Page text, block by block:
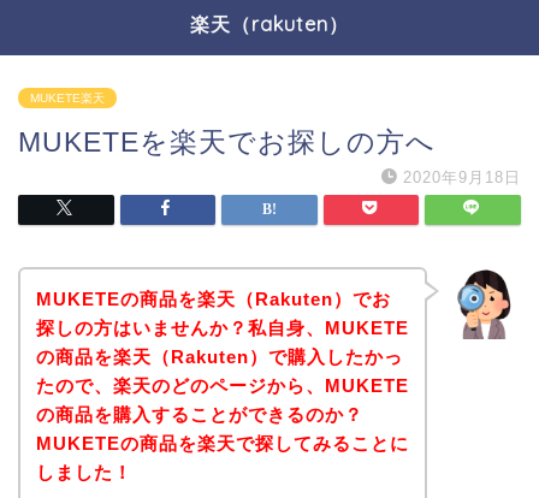
楽天（rakuten）
MUKETE楽天
MUKETEを楽天でお探しの方へ
2020年9月18日
MUKETEの商品を楽天（Rakuten）でお
探しの方はいませんか？私自身、MUKETE
の商品を楽天（Rakuten）で購入したかっ
たので、楽天のどのページから、MUKETE
の商品を購入することができるのか？
MUKETEの商品を楽天で探してみることに
しました！